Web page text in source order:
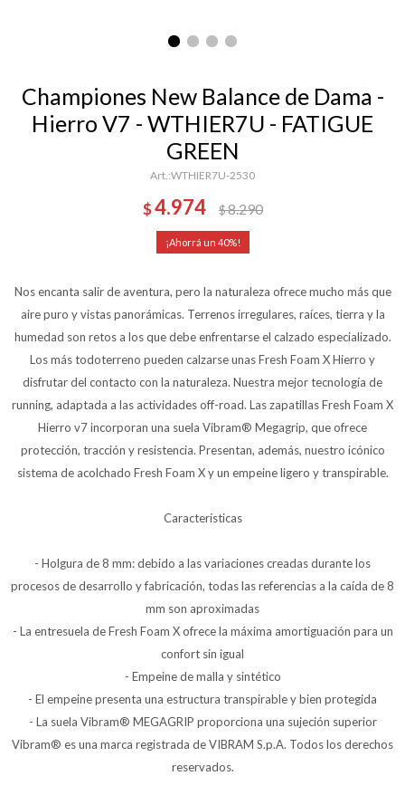
Championes New Balance de Dama -
Hierro V7 - WTHIER7U - FATIGUE
GREEN
WTHIER7U-2530
$4.974 $8.290
40
Nos encanta salir de aventura, pero la naturaleza ofrece mucho más que
aire puro y vistas panorámicas. Terrenos irregulares, raíces, tierra y la
humedad son retos a los que debe enfrentarse el calzado especializado.
Los más todoterreno pueden calzarse unas Fresh Foam X Hierro y
disfrutar del contacto con la naturaleza. Nuestra mejor tecnología de
running, adaptada a las actividades off-road. Las zapatillas Fresh Foam X
Hierro v7 incorporan una suela Vibram® Megagrip, que ofrece
protección, tracción y resistencia. Presentan, además, nuestro icónico
sistema de acolchado Fresh Foam X y un empeine ligero y transpirable.
Características
- Holgura de 8 mm: debido a las variaciones creadas durante los
procesos de desarrollo y fabricación, todas las referencias a la caída de 8
mm son aproximadas
- La entresuela de Fresh Foam X ofrece la máxima amortiguación para un
confort sin igual
- Empeine de malla y sintético
- El empeine presenta una estructura transpirable y bien protegida
- La suela Vibram® MEGAGRIP proporciona una sujeción superior
Vibram® es una marca registrada de VIBRAM S.p.A. Todos los derechos
reservados.